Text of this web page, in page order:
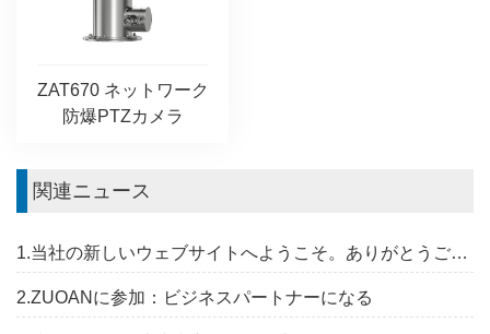
ZAT670 ネットワーク
防爆PTZカメラ
関連ニュース
1.当社の新しいウェブサイトへようこそ。ありがとうございます。
2.ZUOANに参加：ビジネスパートナーになる